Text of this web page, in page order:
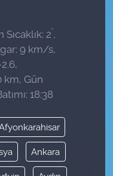
2°,
9 km/s,
km, Gün
18:38
Ankara